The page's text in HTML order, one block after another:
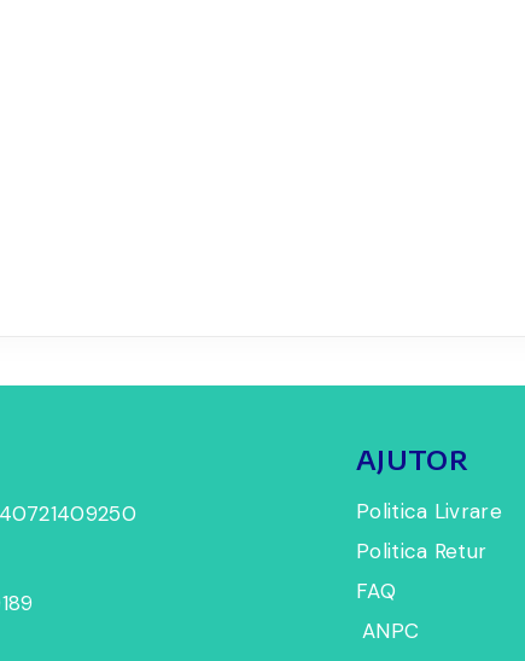
40721409250
AJUTOR
Politica Livrare
Politica Retur
FAQ
ANPC